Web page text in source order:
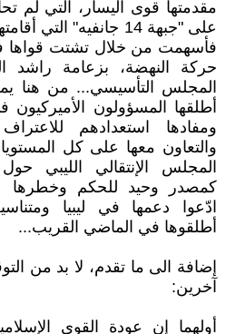
مقدمتها قوى اليسار، التي لم
على "جبهة 14 جانفيه"
فأسهمت من خلال تشتت قواها
حركة النهضة، بزعامة راشد
المجلس التأسيسي... من هنا
أطلقها المسؤولون الأميركيون
ومفادها استعدادهم
والتعاون معها على كل
المجلس الإنتقالي الليبي
كمصدر وحيد للحكم وخطرها
ادّعوا دعمها في ليبيا
أطلقوها في الماضي القريب...
إضافة الى ما تقدم، لا بد من
آخرين:
أولهما إن عودة القوى